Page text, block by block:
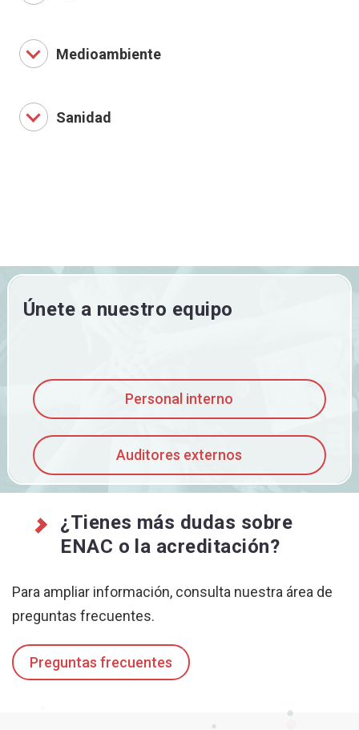
Medioambiente
Sanidad
Únete a nuestro equipo
Personal interno
Auditores externos
¿Tienes más dudas sobre
ENAC o la acreditación?
Para ampliar información, consulta nuestra área de
preguntas frecuentes.
Preguntas frecuentes